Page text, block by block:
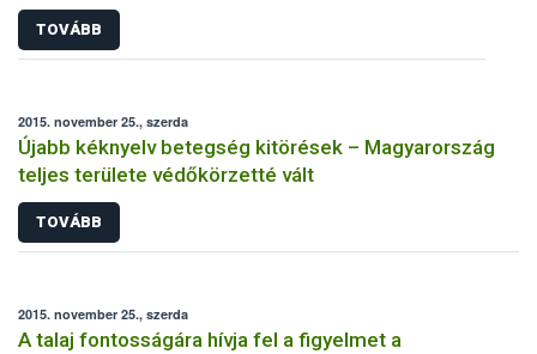
TOVÁBB
2015. november 25., szerda
Újabb kéknyelv betegség kitörések – Magyarország
teljes területe védőkörzetté vált
TOVÁBB
2015. november 25., szerda
A talaj fontosságára hívja fel a figyelmet a